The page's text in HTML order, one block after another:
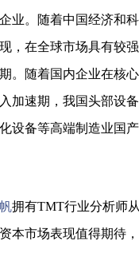
业。随着中国经济和
，在全球市场具有较
。随着国内企业在核
加速期，我国头部设
设备等高端制造业国
拥有TMT行业分析师
本市场表现值得期待